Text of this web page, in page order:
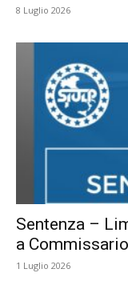
8 Luglio 2026
Sentenza –
a
1 Luglio 2026